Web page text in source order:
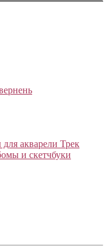
акварели Трек
и скетчбуки